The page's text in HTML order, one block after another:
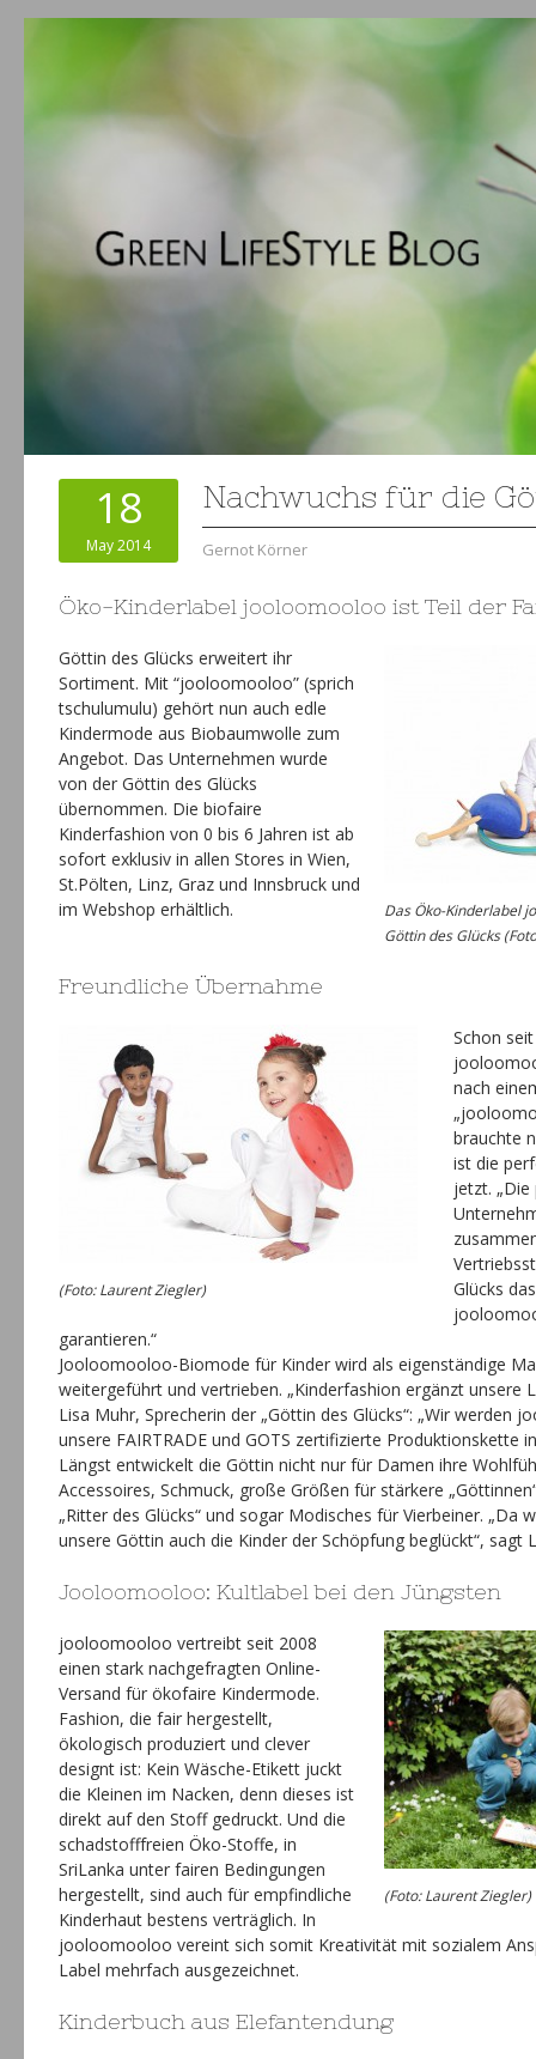
18
May 2014
Nachwuchs für die
Gernot Körner
Öko-Kinderlabel jooloomooloo ist Teil der
Das Öko-Kinderlabel
Göttin des Glücks
Göttin des Glücks erweitert ihr
Sortiment. Mit “jooloomooloo” (sprich
tschulumulu) gehört nun auch edle
Kindermode aus Biobaumwolle zum
Angebot. Das Unternehmen wurde
von der Göttin des Glücks
übernommen. Die biofaire
Kinderfashion von 0 bis 6 Jahren ist ab
sofort exklusiv in allen Stores in Wien,
St.Pölten, Linz, Graz und Innsbruck und
im Webshop erhältlich.
Freundliche Übernahme
(Foto: Laurent Ziegler)
Schon
nach
brauchte
ist die
jetzt.
Glücks
garantieren.“
Jooloomooloo-Biomode für Kinder wird als eigenständige
weitergeführt und vertrieben. „Kinderfashion ergänzt unsere
Lisa Muhr, Sprecherin der „Göttin des Glücks“: „Wir werden
unsere FAIRTRADE und GOTS zertifizierte Produktionskette
Längst entwickelt die Göttin nicht nur für Damen ihre
Accessoires, Schmuck, große Größen für stärkere
„Ritter des Glücks“ und sogar Modisches für Vierbeiner. „Da
unsere Göttin auch die Kinder der Schöpfung beglückt“, sagt
Jooloomooloo: Kultlabel bei den Jüngsten
(Foto: Laurent Ziegler)
jooloomooloo vertreibt seit 2008
einen stark nachgefragten Online-
Versand für ökofaire Kindermode.
Fashion, die fair hergestellt,
ökologisch produziert und clever
designt ist: Kein Wäsche-Etikett juckt
die Kleinen im Nacken, denn dieses ist
direkt auf den Stoff gedruckt. Und die
schadstofffreien Öko-Stoffe, in
SriLanka unter fairen Bedingungen
hergestellt, sind auch für empfindliche
Kinderhaut bestens verträglich. In
jooloomooloo vereint sich somit Kreativität mit sozialem
Label mehrfach ausgezeichnet.
Kinderbuch aus Elefantendung